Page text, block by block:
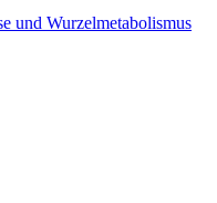
und Wurzelmetabolismus